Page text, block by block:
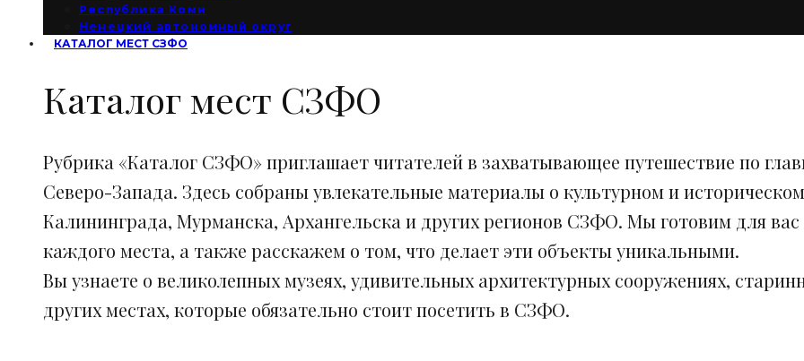
Республика Коми
Ненецкий автономный округ
КАТАЛОГ МЕСТ СЗФО
Каталог мест СЗФО
Рубрика «Каталог СЗФО» приглашает читателей в захватывающее путешествие по
Северо-Запада. Здесь собраны увлекательные материалы о культурном и
Калининграда, Мурманска, Архангельска и других регионов СЗФО. Мы готовим для
каждого места, а также расскажем о том, что делает эти объекты уникальными.
Вы узнаете о великолепных музеях, удивительных архитектурных сооружениях,
других местах, которые обязательно стоит посетить в СЗФО.